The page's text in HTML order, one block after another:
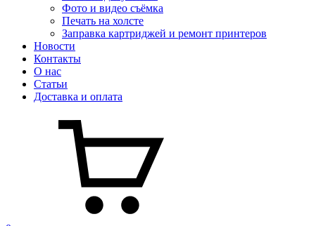
Фото и видео съёмка
Печать на холсте
Заправка картриджей и ремонт принтеров
Новости
Контакты
О нас
Статьи
Доставка и оплата